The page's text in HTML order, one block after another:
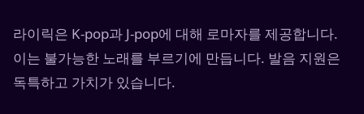
라이릭은 K-pop과 J-pop에 대해 로마자를 제공합니다.
이는 불가능한 노래를 부르기에 만듭니다. 발음 지원은
독특하고 가치가 있습니다.